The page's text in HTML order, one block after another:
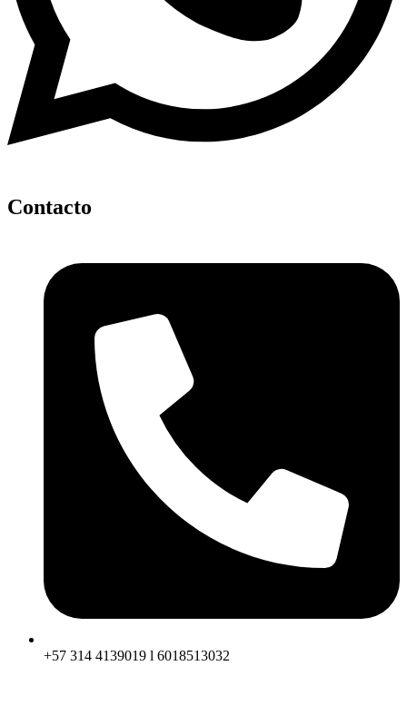
Contacto
+57 314 4139019 l 6018513032